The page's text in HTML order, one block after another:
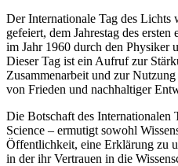
Der Internationale Tag des Lichts
gefeiert, dem Jahrestag des
im Jahr 1960 durch den Physiker
Dieser Tag ist ein Aufruf zur
Zusammenarbeit und zur
von Frieden und nachhaltiger
Die Botschaft des Internationalen
Science – ermutigt sowohl
Öffentlichkeit, eine Erklärung zu
in der ihr Vertrauen in die